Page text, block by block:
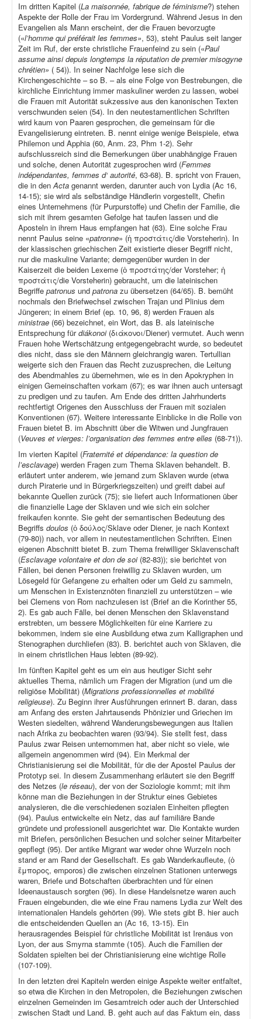
Im dritten Kapitel (La maisonnée, fabrique de féminisme?) stehen
Aspekte der Rolle der Frau im Vordergrund. Während Jesus in den
Evangelien als Mann erscheint, der die Frauen bevorzugte
(«l’homme qui préférait les femmes», 53), steht Paulus seit langer
Zeit im Ruf, der erste christliche Frauenfeind zu sein («Paul
assume ainsi depuis longtemps la réputation de premier misogyne
chrétien» ( 54)). In seiner Nachfolge lese sich die
Kirchengeschichte – so B. – als eine Folge von Bestrebungen, die
kirchliche Einrichtung immer maskuliner werden zu lassen, wobei
die Frauen mit Autorität sukzessive aus den kanonischen Texten
verschwunden seien (54). In den neutestamentlichen Schriften
wird kaum von Paaren gesprochen, die gemeinsam für die
Evangelisierung eintreten. B. nennt einige wenige Beispiele, etwa
Philemon und Apphia (60, Anm. 23, Phm 1-2). Sehr
aufschlussreich sind die Bemerkungen über unabhängige Frauen
und solche, denen Autorität zugesprochen wird (Femmes
indépendantes, femmes d‘ autorité, 63-68). B. spricht von Frauen,
die in denActa genannt werden, darunter auch von Lydia (Ac 16,
14-15); sie wird als selbständige Händlerin vorgestellt, Chefin
eines Unternehmens (für Purpurstoffe) und Chefin der Familie, die
sich mit ihrem gesamten Gefolge hat taufen lassen und die
Aposteln in ihrem Haus empfangen hat (63). Eine solche Frau
nennt Paulus seine «patronne» (ἡ προστάτις/die Vorsteherin). In
der klassischen griechischen Zeit existierte dieser Begriff nicht,
nur die maskuline Variante; demgegenüber wurden in der
Kaiserzeit die beiden Lexeme (ὁ προστάτης/der Vorsteher; ἡ
προστάτις/die Vorsteherin) gebraucht, um die lateinischen
Begriffe patronus und patrona zu übersetzen (64/65). B. bemüht
nochmals den Briefwechsel zwischen Trajan und Plinius dem
Jüngeren; in einem Brief (ep. 10, 96, 8) werden Frauen als
ministrae (66) bezeichnet, ein Wort, das B. als lateinische
Entsprechung fürdiákonoi (διάκονοι/Diener) vermutet. Auch wenn
Frauen hohe Wertschätzung entgegengebracht wurde, so bedeutet
dies nicht, dass sie den Männern gleichrangig waren. Tertullian
weigerte sich den Frauen das Recht zuzusprechen, die Leitung
des Abendmahles zu übernehmen, wie es in den Apokryphen in
einigen Gemeinschaften vorkam (67); es war ihnen auch untersagt
zu predigen und zu taufen. Am Ende des dritten Jahrhunderts
rechtfertigt Origenes den Ausschluss der Frauen mit sozialen
Konventionen (67). Weitere interessante Einblicke in die Rolle von
Frauen bietet B. im Abschnitt über die Witwen und Jungfrauen
(Veuves et vierges: l’organisation des femmes entre elles (68-71)).
Im vierten Kapitel (Fraternité et dépendance: la question de
l’esclavage) werden Fragen zum Thema Sklaven behandelt. B.
erläutert unter anderem, wie jemand zum Sklaven wurde (etwa
durch Piraterie und in Bürgerkriegszeiten) und greift dabei auf
bekannte Quellen zurück (75); sie liefert auch Informationen über
die finanzielle Lage der Sklaven und wie sich ein solcher
freikaufen konnte. Sie geht der semantischen Bedeutung des
Begriffs doulos (ὁ δούλος/Sklave oder Diener, je nach Kontext
(79-80)) nach, vor allem in neutestamentlichen Schriften. Einen
eigenen Abschnitt bietet B. zum Thema freiwilliger Sklavenschaft
(Esclavage volontaire et don de soi(82-83)); sie berichtet von
Fällen, bei denen Personen freiwillig zu Sklaven wurden, um
Lösegeld für Gefangene zu erhalten oder um Geld zu sammeln,
um Menschen in Existenznöten finanziell zu unterstützen – wie
bei Clemens von Rom nachzulesen ist (Brief an die Korinther 55,
2). Es gab auch Fälle, bei denen Menschen den Sklavenstand
erstrebten, um bessere Möglichkeiten für eine Karriere zu
bekommen, indem sie eine Ausbildung etwa zum Kalligraphen und
Stenographen durchliefen (83). B. berichtet auch von Sklaven, die
in einem christlichen Haus lebten (89-92).
Im fünften Kapitel geht es um ein aus heutiger Sicht sehr
aktuelles Thema, nämlich um Fragen der Migration (und um die
religiöse Mobilität) (Migrations professionnelles et mobilité
religieuse). Zu Beginn ihrer Ausführungen erinnert B. daran, dass
am Anfang des ersten Jahrtausends Phönizier und Griechen im
Westen siedelten, während Wanderungsbewegungen aus Italien
nach Afrika zu beobachten waren (93/94). Sie stellt fest, dass
Paulus zwar Reisen unternommen hat, aber nicht so viele, wie
allgemein angenommen wird (94). Ein Merkmal der
Christianisierung sei die Mobilität, für die der Apostel Paulus der
Prototyp sei. In diesem Zusammenhang erläutert sie den Begriff
des Netzes (le réseau), der von der Soziologie kommt; mit ihm
könne man die Beziehungen in der Struktur eines Gebietes
analysieren, die die verschiedenen sozialen Einheiten pflegten
(94). Paulus entwickelte ein Netz, das auf familiäre Bande
gründete und professionell ausgerichtet war. Die Kontakte wurden
mit Briefen, persönlichen Besuchen und solcher seiner Mitarbeiter
gepflegt (95). Der antike Migrant war weder ohne Wurzeln noch
stand er am Rand der Gesellschaft. Es gab Wanderkaufleute, (ὁ
ἔμπορος, emporos) die zwischen einzelnen Stationen unterwegs
waren, Briefe und Botschaften überbrachten und für einen
Ideenaustausch sorgten (96). In diese Handelsnetze waren auch
Frauen eingebunden, die wie eine Frau namens Lydia zur Welt des
internationalen Handels gehörten (99). Wie stets gibt B. hier auch
die entscheidenden Quellen an (Ac 16, 13-15). Ein
herausragendes Beispiel für christliche Mobilität ist Irenäus von
Lyon, der aus Smyrna stammte (105). Auch die Familien der
Soldaten spielten bei der Christianisierung eine wichtige Rolle
(107-109).
In den letzten drei Kapiteln werden einige Aspekte weiter entfaltet,
so etwa die Kirchen in den Metropolen, die Beziehungen zwischen
einzelnen Gemeinden im Gesamtreich oder auch der Unterschied
zwischen Stadt und Land. B. geht auch auf das Faktum ein, dass